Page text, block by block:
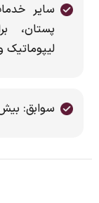
سایر
پستان،
لیپوماتیک
سوابق: بیش از ۲۲ سال سابقه کار در